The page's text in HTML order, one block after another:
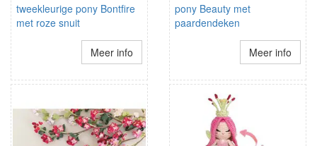
tweekleurige pony Bontfire
met roze snuit
Meer info
pony Beauty met
paardendeken
Meer info